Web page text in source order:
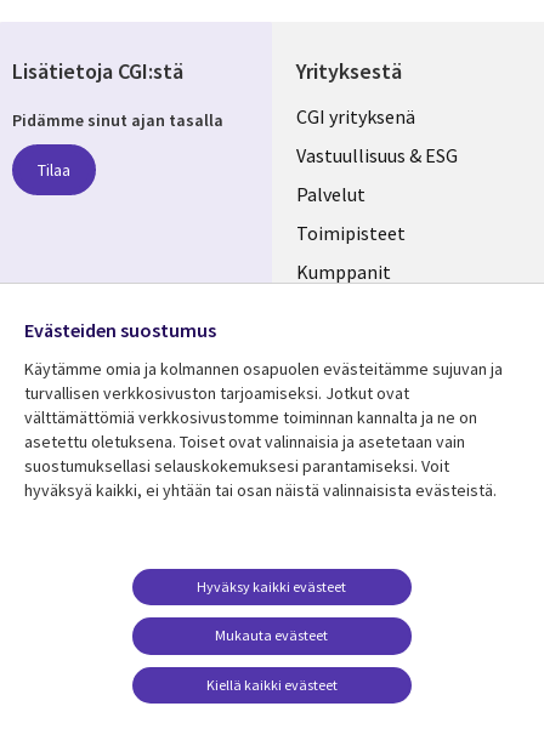
Yrityksestä
Useful
links
FINLAND
CGI yrityksenä
Vastuullisuus & ESG
Palvelut
Toimipisteet
Kumppanit
Resurssikeskus
Library
FINLAND
Asiakastarinat
Lisätietoa
Legal
Tietosuoja
Käyttöehdot
Yhteystiedot
Evästeasetuksesi
Lisätietoja CGI:stä
Pidämme sinut ajan tasalla
Tilaa
Media
FINLAND
Evästeiden suostumus
Käytämme omia ja kolmannen osapuolen evästeitämme sujuvan ja
turvallisen verkkosivuston tarjoamiseksi. Jotkut ovat
välttämättömiä verkkosivustomme toiminnan kannalta ja ne on
asetettu oletuksena. Toiset ovat valinnaisia ​​ja asetetaan vain
suostumuksellasi selauskokemuksesi parantamiseksi. Voit
hyväksyä kaikki, ei yhtään tai osan näistä valinnaisista evästeistä.
Mukauta evästeet
Hyväksy kaikki evästeet
Kiellä kaikki evästeet